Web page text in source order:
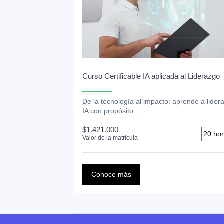
Curso Certificable IA aplicada al Liderazgo
De la tecnología al impacto: aprende a
IA con propósito.
$1.421.000
Valor de la matrícula 20
Conoce más